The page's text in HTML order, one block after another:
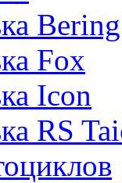
Bering
Fox
Icon
RS